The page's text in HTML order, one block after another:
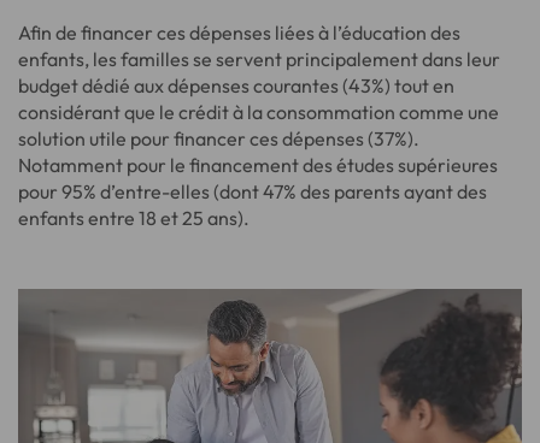
Afin de financer ces dépenses liées à l’éducation des
enfants, les familles se servent principalement dans leur
budget dédié aux dépenses courantes (43%) tout en
considérant que le crédit à la consommation comme une
solution utile pour financer ces dépenses (37%).
Notamment pour le financement des études supérieures
pour 95% d’entre-elles (dont 47% des parents ayant des
enfants entre 18 et 25 ans).